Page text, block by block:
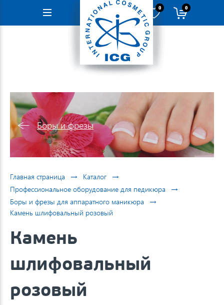
Навигация
0 0
Боры и фрезы
Главная страница → Каталог →
Профессиональное оборудование для педикюра →
Боры и фрезы для аппаратного маникюра →
Камень шлифовальный розовый
Камень
шлифовальный
розовый